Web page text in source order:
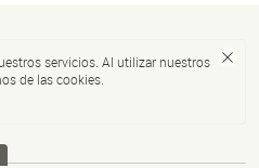
servicios. Al utilizar nuestros
de las cookies.